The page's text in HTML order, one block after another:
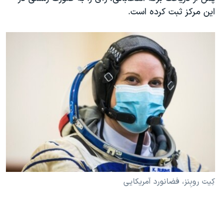
این مرکز ثبت کرده است.
کِیت روبِنز، فضانورد آمریکایی